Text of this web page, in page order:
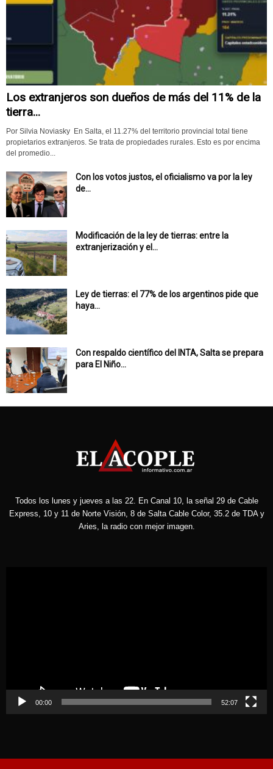
Los extranjeros son dueños de más del 11% de la
tierra...
Por Silvia Noviasky En Salta, el 11.27% del territorio provincial total tiene
propietarios extranjeros. Se trata de propiedades rurales. Esto es por encima
del promedio...
Con los votos justos, el oficialismo va por la ley
de...
Modificación de la ley de tierras: entre la
extranjerización y el...
Ley de tierras: el 77% de los argentinos pide que
haya...
Con respaldo científico del INTA, Salta se prepara
para El Niño...
Todos los lunes y jueves a las 22. En Canal 10, la señal 29 de Cable
Express, 10 y 11 de Norte Visión, 8 de Salta Cable Color, 35.2 de TDA y
Aries, la radio con mejor imagen.
00:00 52:07